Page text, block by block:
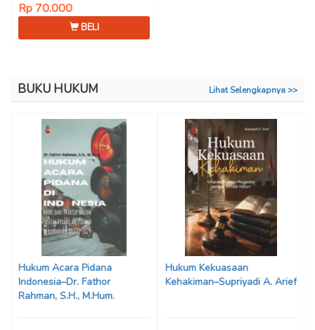
Rp 70.000
BELI
BUKU HUKUM Lihat Selengkapnya >>
Hukum Acara Pidana
Indonesia–Dr. Fathor
Rahman, S.H., M.Hum.
Hukum Kekuasaan
Kehakiman–Supriyadi A. Arief